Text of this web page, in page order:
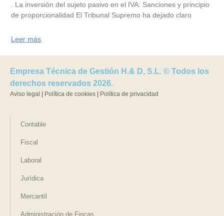
. La inversión del sujeto pasivo en el IVA: Sanciones y principio
de proporcionalidad El Tribunal Supremo ha dejado claro
Leer más
Empresa Técnica de Gestión H.& D, S.L. © Todos los
derechos reservados 2026.
Aviso legal Política de cookies Política de privacidad
Contable
Fiscal
Laboral
Jurídica
Mercantil
Administración de Fincas